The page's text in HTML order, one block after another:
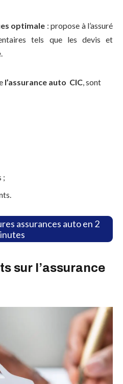
optimale : propose à l’assuré
tels que les devis et
l’assurance auto CIC, sont
;
assurances auto en 2
sur l’assurance